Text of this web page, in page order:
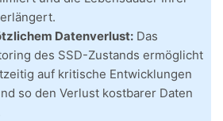
Datenverlust: Das
des SSD-Zustands ermöglicht
auf kritische Entwicklungen
so den Verlust kostbarer Daten